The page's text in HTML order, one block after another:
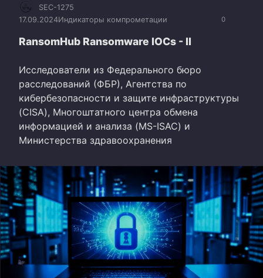
0
SEC-1275
17.09.2024Индикаторы компрометации
RansomHub Ransomware IOCs - II
Исследователи из Федерального бюро
расследований (ФБР), Агентства по
кибербезопасности и защите инфраструктуры
(CISA), Многоштатного центра обмена
информацией и анализа (MS-ISAC) и
Министерства здравоохранения